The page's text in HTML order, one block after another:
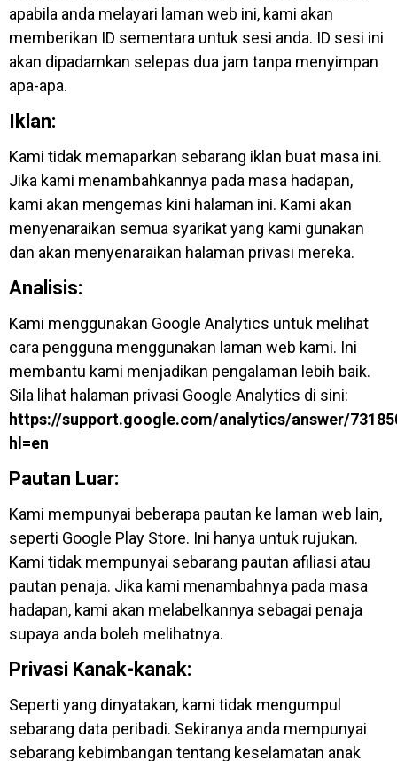
apabila anda melayari laman web ini, kami akan
memberikan ID sementara untuk sesi anda. ID sesi ini
akan dipadamkan selepas dua jam tanpa menyimpan
apa-apa.
Iklan:
Kami tidak memaparkan sebarang iklan buat masa ini.
Jika kami menambahkannya pada masa hadapan,
kami akan mengemas kini halaman ini. Kami akan
menyenaraikan semua syarikat yang kami gunakan
dan akan menyenaraikan halaman privasi mereka.
Analisis:
Kami menggunakan Google Analytics untuk melihat
cara pengguna menggunakan laman web kami. Ini
membantu kami menjadikan pengalaman lebih baik.
Sila lihat halaman privasi Google Analytics di sini:
https://support.google.com/analytics/answer/
hl=en
Pautan Luar:
Kami mempunyai beberapa pautan ke laman web lain,
seperti Google Play Store. Ini hanya untuk rujukan.
Kami tidak mempunyai sebarang pautan afiliasi atau
pautan penaja. Jika kami menambahnya pada masa
hadapan, kami akan melabelkannya sebagai penaja
supaya anda boleh melihatnya.
Privasi Kanak-kanak:
Seperti yang dinyatakan, kami tidak mengumpul
sebarang data peribadi. Sekiranya anda mempunyai
sebarang kebimbangan tentang keselamatan anak